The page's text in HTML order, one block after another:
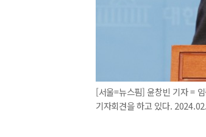
[서울=뉴스핌] 윤창빈 기자 =
기자회견을 하고 있다.